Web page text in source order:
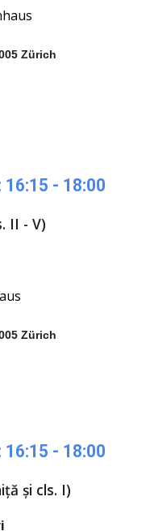
Zürich
- 18:00
II - V)
Zürich
- 18:00
și cls. I)